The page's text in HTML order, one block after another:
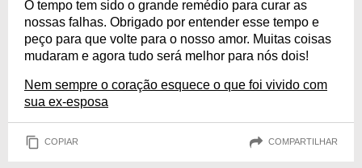
O tempo tem sido o grande remédio para curar as
nossas falhas. Obrigado por entender esse tempo e
peço para que volte para o nosso amor. Muitas coisas
mudaram e agora tudo será melhor para nós dois!
Nem sempre o coração esquece o que foi vivido com
sua ex-esposa
COPIAR COMPARTILHAR